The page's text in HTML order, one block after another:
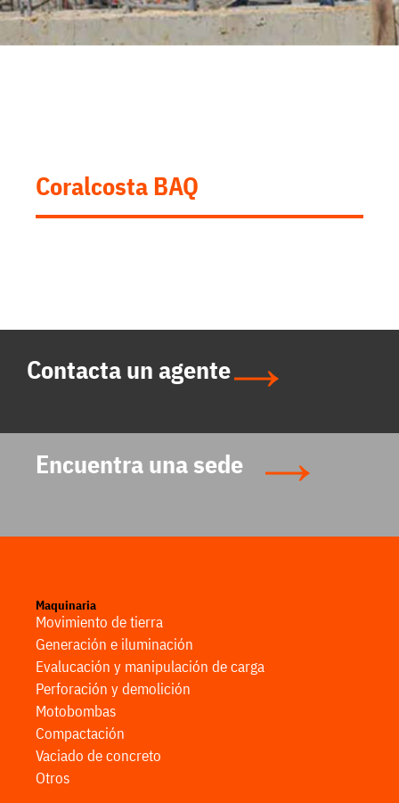
Coralcosta BAQ
Contacta un agente
Encuentra una sede
Maquinaria
Movimiento de tierra
Generación e iluminación
Evalucación y manipulación de carga
Perforación y demolición
Motobombas
Compactación
Vaciado de concreto
Otros